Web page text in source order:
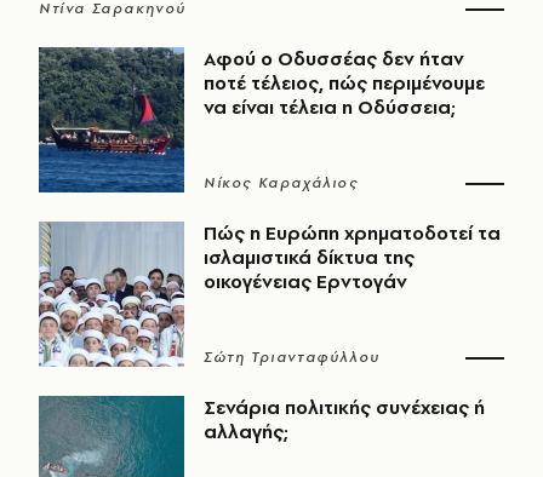
Ντίνα Σαρακηνού
Αφού ο Οδυσσέας δεν ήταν
ποτέ τέλειος, πώς περιμένουμε
να είναι τέλεια η Οδύσσεια;
Νίκος Καραχάλιος
Πώς η Ευρώπη χρηματοδοτεί τα
ισλαμιστικά δίκτυα της
οικογένειας Ερντογάν
Σώτη Τριανταφύλλου
Σενάρια πολιτικής συνέχειας ή
αλλαγής;